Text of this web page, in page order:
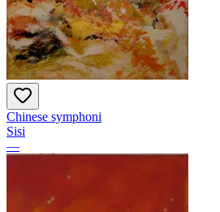
Chinese symphoni
Sisi
—